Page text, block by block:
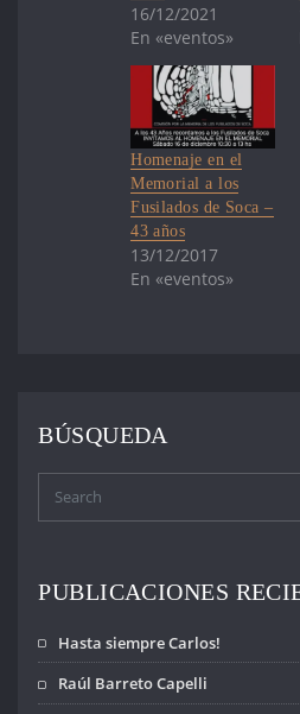
16/12/2021
En «eventos»
Homenaje en el
Memorial a los
Fusilados de Soca –
43 años
13/12/2017
En «eventos»
BÚSQUEDA
PUBLICACIONES
Hasta siempre Carlos!
Raúl Barreto Capelli